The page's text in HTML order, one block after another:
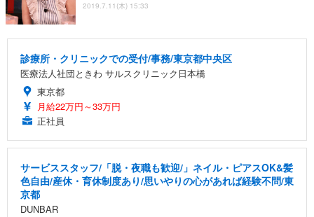
2019.7.11(木) 15:33
診療所・クリニックでの受付/事務/東京都中央区
医療法人社団ときわ サルスクリニック日本橋
東京都
月給22万円～33万円
正社員
サービススタッフ/「脱・夜職も歓迎/」ネイル・ピアスOK&髪
色自由/産休・育休制度あり/思いやりの心があれば経験不問/東
京都
DUNBAR